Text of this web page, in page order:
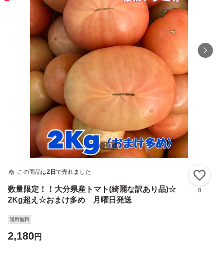
1/3
この商品は2日 で売れました
数量限定！！大分県産トマト(綺麗な訳あり品)☆
2Kg超え☆おまけ多め 月曜日発送
0
送料無料
2,180円